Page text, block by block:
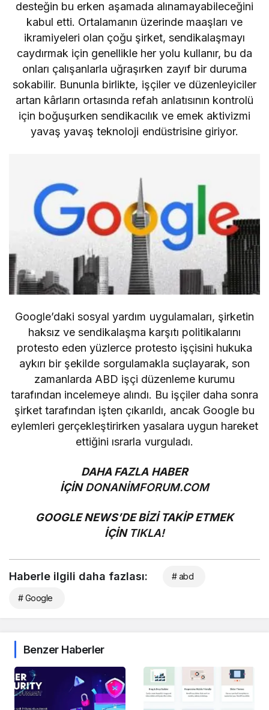
desteğin bu erken aşamada alınamayabileceğini
kabul etti. Ortalamanın üzerinde maaşları ve
ikramiyeleri olan çoğu şirket, sendikalaşmayı
caydırmak için genellikle her yolu kullanır, bu da
onları çalışanlarla uğraşırken zayıf bir duruma
sokabilir. Bununla birlikte, işçiler ve düzenleyiciler
artan kârların ortasında refah anlatısının kontrolü
için boğuşurken sendikacılık ve emek aktivizmi
yavaş yavaş teknoloji endüstrisine giriyor.
Google’daki sosyal yardım uygulamaları, şirketin
haksız ve sendikalaşma karşıtı politikalarını
protesto eden yüzlerce protesto işçisini hukuka
aykırı bir şekilde sorgulamakla suçlayarak, son
zamanlarda ABD işçi düzenleme kurumu
tarafından incelemeye alındı. Bu işçiler daha sonra
şirket tarafından işten çıkarıldı, ancak Google bu
eylemleri gerçekleştirirken yasalara uygun hareket
ettiğini ısrarla vurguladı.
DAHA FAZLA HABER
İÇİNDONANİMFORUM.COM
GOOGLE NEWS’DE BİZİ TAKİP ETMEK
İÇİN TIKLA!
Haberle ilgili daha fazlası: # abd
# Google
Benzer Haberler